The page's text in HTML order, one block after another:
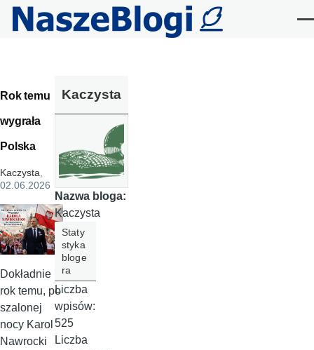
Przejdź do treści
Rok temu
wygrała
Polska
Kaczysta,
02.06.2026
Dokładnie
rok temu, po
szalonej
nocy Karol
Nawrocki
Kaczysta
Nazwa bloga:
Kaczysta
Staty
styka
bloge
ra
Liczba
wpisów:
525
Liczba